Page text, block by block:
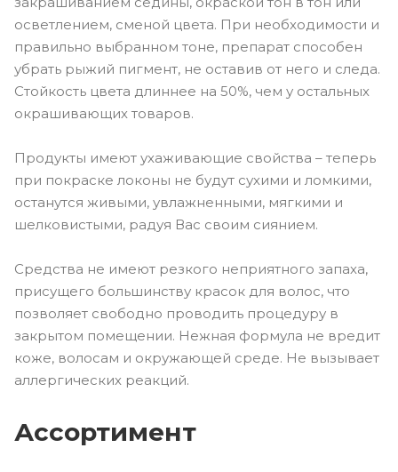
осветлением, сменой цвета. При необходимости и
правильно выбранном тоне, препарат способен
убрать рыжий пигмент, не оставив от него и следа.
Стойкость цвета длиннее на 50%, чем у остальных
окрашивающих товаров.
Продукты имеют ухаживающие свойства – теперь
при покраске локоны не будут сухими и ломкими,
останутся живыми, увлажненными, мягкими и
шелковистыми, радуя Вас своим сиянием.
Средства не имеют резкого неприятного запаха,
присущего большинству красок для волос, что
позволяет свободно проводить процедуру в
закрытом помещении. Нежная формула не вредит
коже, волосам и окружающей среде. Не вызывает
аллергических реакций.
Ассортимент